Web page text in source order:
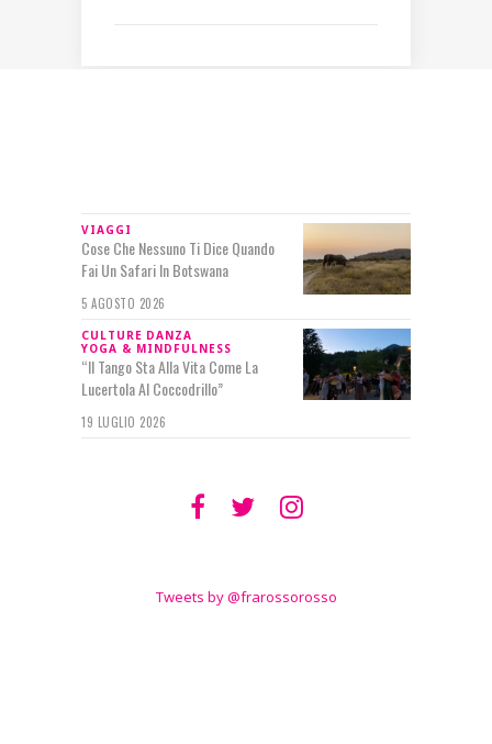
VIAGGI
Cose Che Nessuno Ti Dice Quando
Fai Un Safari In Botswana
5 AGOSTO 2026
CULTURE DANZA
YOGA & MINDFULNESS
“Il Tango Sta Alla Vita Come La
Lucertola Al Coccodrillo”
19 LUGLIO 2026
Tweets by @frarossorosso